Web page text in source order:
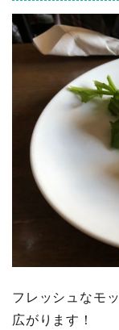
フレッシュなモ
広がります！